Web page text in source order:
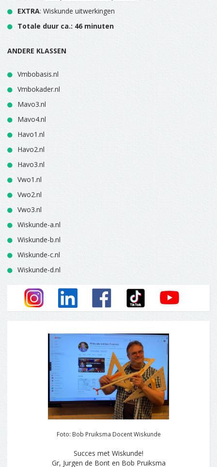
EXTRA: Wiskunde uitwerkingen
Totale duur ca.: 46 minuten
ANDERE KLASSEN
Vmbobasis.nl
Vmbokader.nl
Mavo3.nl
Mavo4.nl
Havo1.nl
Havo2.nl
Havo3.nl
Vwo1.nl
Vwo2.nl
Vwo3.nl
Wiskunde-a.nl
Wiskunde-b.nl
Wiskunde-c.nl
Wiskunde-d.nl
Foto: Bob Pruiksma Docent Wiskunde
Succes met Wiskunde!
Gr, Jurgen de Bont en Bob Pruiksma